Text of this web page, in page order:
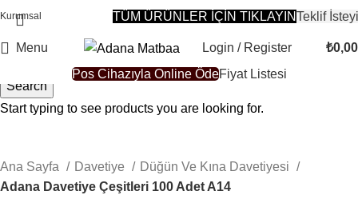
Kurumsal TÜM ÜRÜNLER İÇİN TIKLAYINTeklif
Menu Login / Register ₺0,00
Pos Cihazıyla Online ÖdeFiyat Listesi
Ana Sayfa
Davetiye
Düğün Ve Kına Davetiyesi
Adana Davetiye Çeşitleri 100 Adet A14
Search
Start typing to see products you are looking for.